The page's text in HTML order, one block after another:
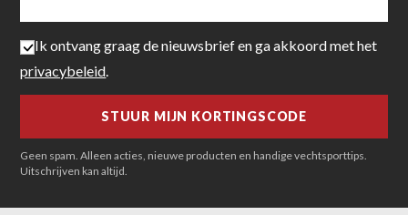
Ik ontvang graag de nieuwsbrief en ga akkoord met het
privacybeleid
Geen spam. Alleen acties, nieuwe producten en handige vechtsporttips.
Uitschrijven kan altijd.